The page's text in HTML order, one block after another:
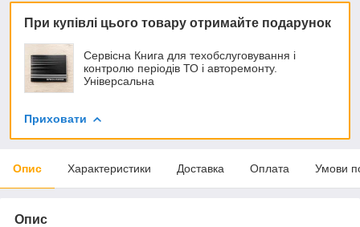
При купівлі цього товару отримайте подарунок
Сервісна Книга для техобслуговування і
контролю періодів ТО і авторемонту.
Універсальна
Приховати
Опис Характеристики Доставка Оплата Умови
Опис